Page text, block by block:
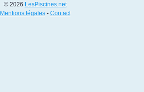
© 2026 LesPiscines.net
Mentions légales- Contact